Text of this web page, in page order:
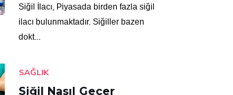
Siğil İlacı, Piyasada birden fazla siğil
ilacı bulunmaktadır. Siğiller bazen
dokt...
SAĞLIK
Siğil Nasıl Geçer